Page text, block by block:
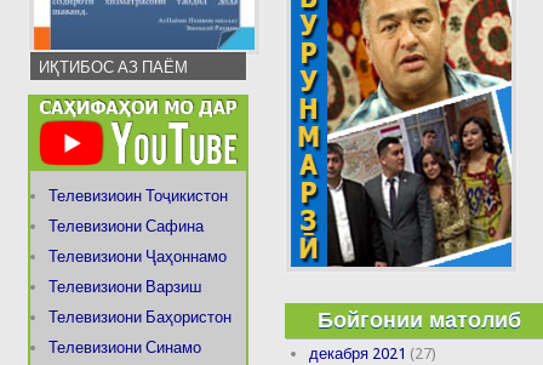
ИҚТИБОС АЗ ПАЁМ
Телевизиоин Тоҷикистон
Телевизиони Сафина
Телевизиони Ҷаҳоннамо
Телевизиони Варзиш
Телевизиони Баҳористон
Телевизиони Синамо
Бойгонии матолиб
декабря 2021 (27)